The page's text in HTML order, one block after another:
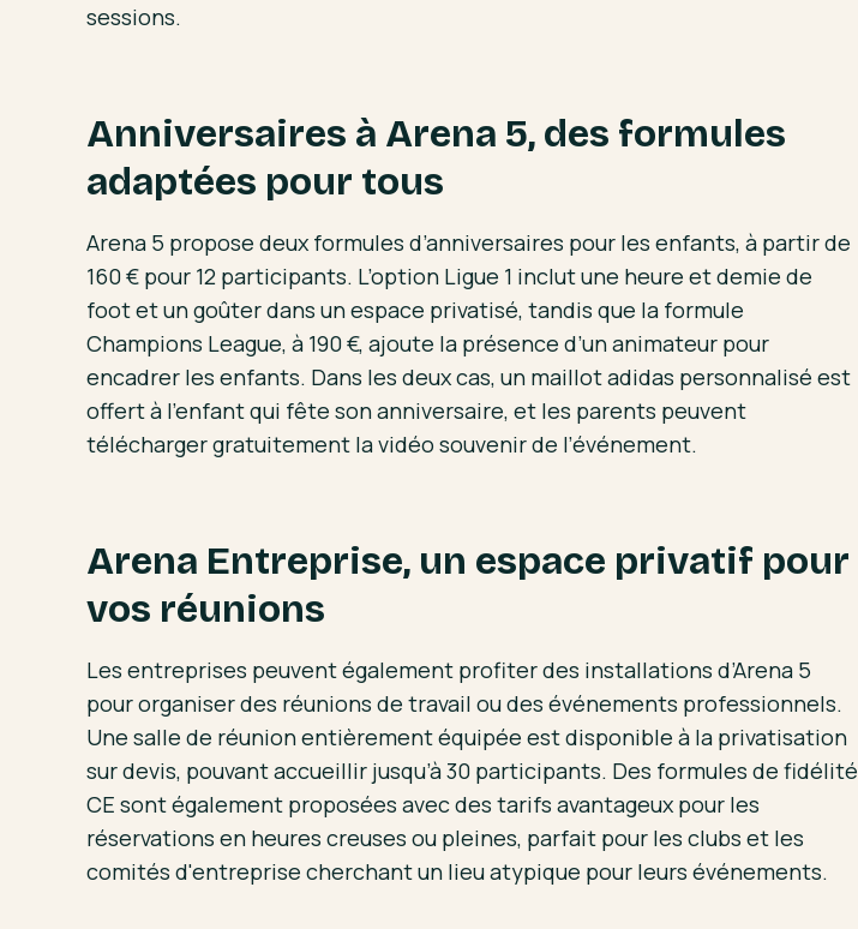
sessions.
Anniversaires à Arena 5, des formules
adaptées pour tous
Arena 5 propose deux formules d’anniversaires pour les enfants, à partir de
160 € pour 12 participants. L’option Ligue 1 inclut une heure et demie de
foot et un goûter dans un espace privatisé, tandis que la formule
Champions League, à 190 €, ajoute la présence d’un animateur pour
encadrer les enfants. Dans les deux cas, un maillot adidas personnalisé est
offert à l’enfant qui fête son anniversaire, et les parents peuvent
télécharger gratuitement la vidéo souvenir de l’événement.
Arena Entreprise, un espace privatif pour
vos réunions
Les entreprises peuvent également profiter des installations d’Arena 5
pour organiser des réunions de travail ou des événements professionnels.
Une salle de réunion entièrement équipée est disponible à la privatisation
sur devis, pouvant accueillir jusqu’à 30 participants. Des formules de fidélité
CE sont également proposées avec des tarifs avantageux pour les
réservations en heures creuses ou pleines, parfait pour les clubs et les
comités d'entreprise cherchant un lieu atypique pour leurs événements.